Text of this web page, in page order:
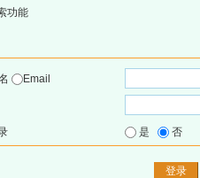
功能
Email
是 否